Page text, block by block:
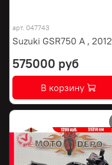
арт. 047743
Suzuki GSR750 A , 2012
575000 руб
В корзину